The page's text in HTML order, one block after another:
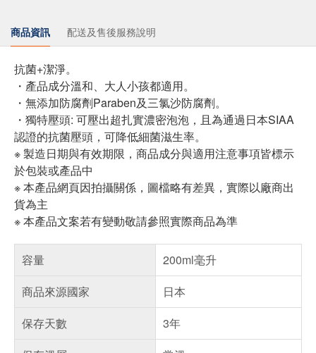
商品資訊 配送及售後服務說明
抗菌+潔淨。
・產品成分溫和、大人小孩都適用。
・無添加防腐劑Paraben及三氯沙防腐劑。
・獨特壓頭: 可壓出超扎實濃密泡泡，且為通過日本SIAA
認證的抗菌壓頭，可降低細菌滋生率。
※ 製造日期與有效期限，商品成分與適用注意事項皆標示
於包裝或產品中
※ 本產品網頁因拍攝關係，圖檔略有差異，實際以廠商出
貨為主
※ 本產品文案若有變動敬請參照實際商品為準
容量
200ml毫升
商品來源國家
日本
保存天數
3年